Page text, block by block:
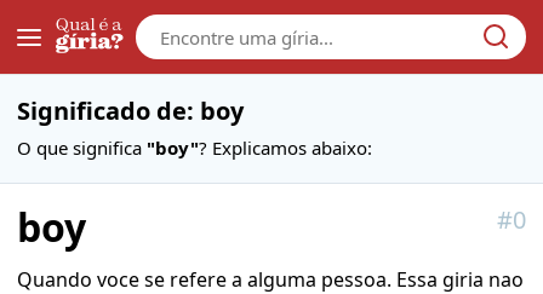
Galera
Significado de: boy
O que significa "boy"? Explicamos abaixo:
#0
boy
Quando voce se refere a alguma pessoa. Essa giria nao